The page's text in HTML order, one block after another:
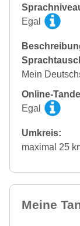
Egal
Mein
Online-
Egal
Umkreis:
maximal 25
Meine